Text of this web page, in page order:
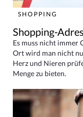
SHOPPING
Shopping-
Es muss nicht immer
Ort wird man nicht
Herz und Nieren
Menge zu bieten.